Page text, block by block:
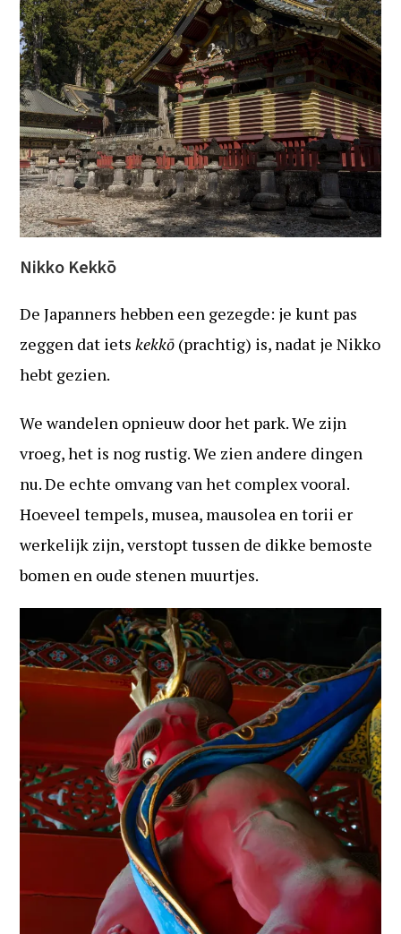
Nikko Kekkō
De Japanners hebben een gezegde: je kunt pas
zeggen dat iets kekkō (prachtig) is, nadat je Nikko
hebt gezien.
We wandelen opnieuw door het park. We zijn
vroeg, het is nog rustig. We zien andere dingen
nu. De echte omvang van het complex vooral.
Hoeveel tempels, musea, mausolea en torii er
werkelijk zijn, verstopt tussen de dikke bemoste
bomen en oude stenen muurtjes.